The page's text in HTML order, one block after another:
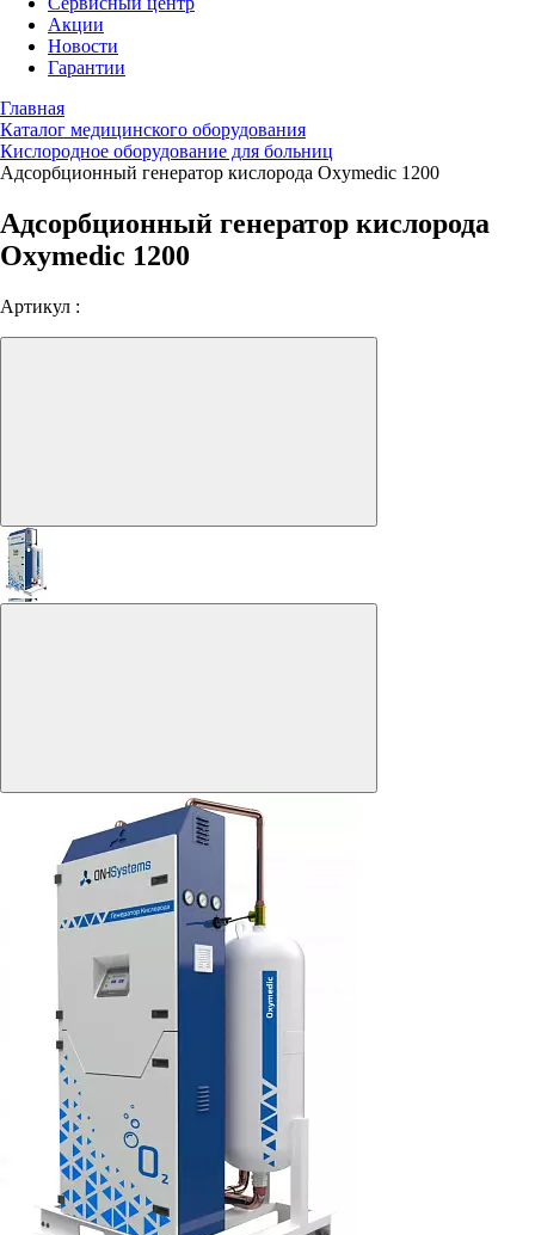
Акции
Новости
Гарантии
Главная
Каталог медицинского оборудования
Кислородное оборудование для больниц
Адсорбционный генератор кислорода Oxymedic 1200
Адсорбционный генератор кислорода
Oxymedic 1200
Артикул :